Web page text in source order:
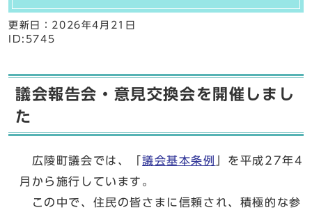
更新日： 2026年4月21日
ID:5745
議会報告会・意見交換会を開催しまし
た
広陵町議会では、「 議会基本条例
」を平成27年4
月から施行しています。
この中で、住民の皆さまに信頼され、積極的な参